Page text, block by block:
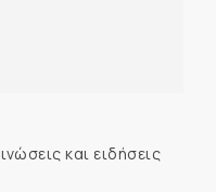
και ειδήσεις